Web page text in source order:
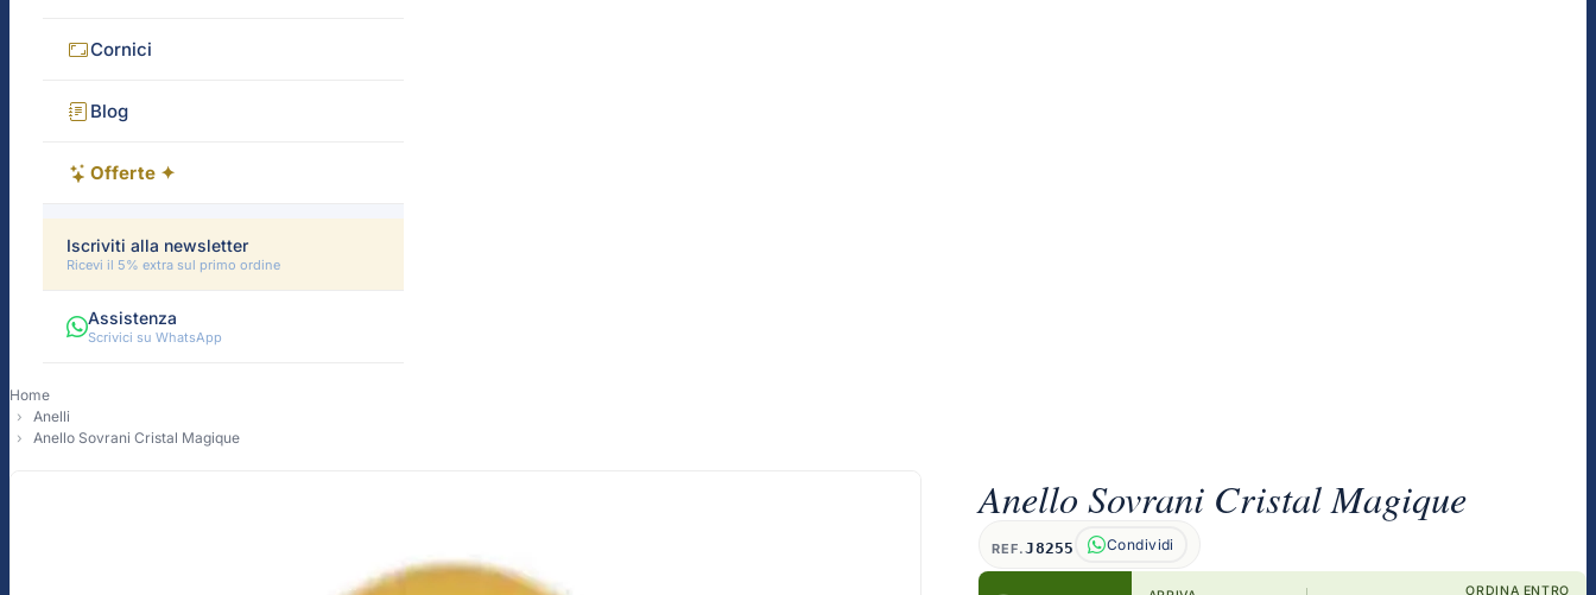
Cornici
Blog
Offerte ✦
Iscriviti alla newsletter
Ricevi il 5% extra sul primo ordine
Assistenza
Scrivici su WhatsApp
Home
Anelli
Anello Sovrani Cristal Magique
Anello Sovrani Cristal Magique
REF.J8255 Condividi
ORDINA ENTRO